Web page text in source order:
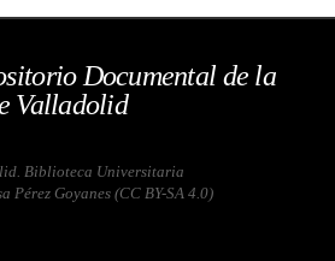
Documental de la
Valladolid
Biblioteca Universitaria
Pérez Goyanes (CC BY-SA 4.0)